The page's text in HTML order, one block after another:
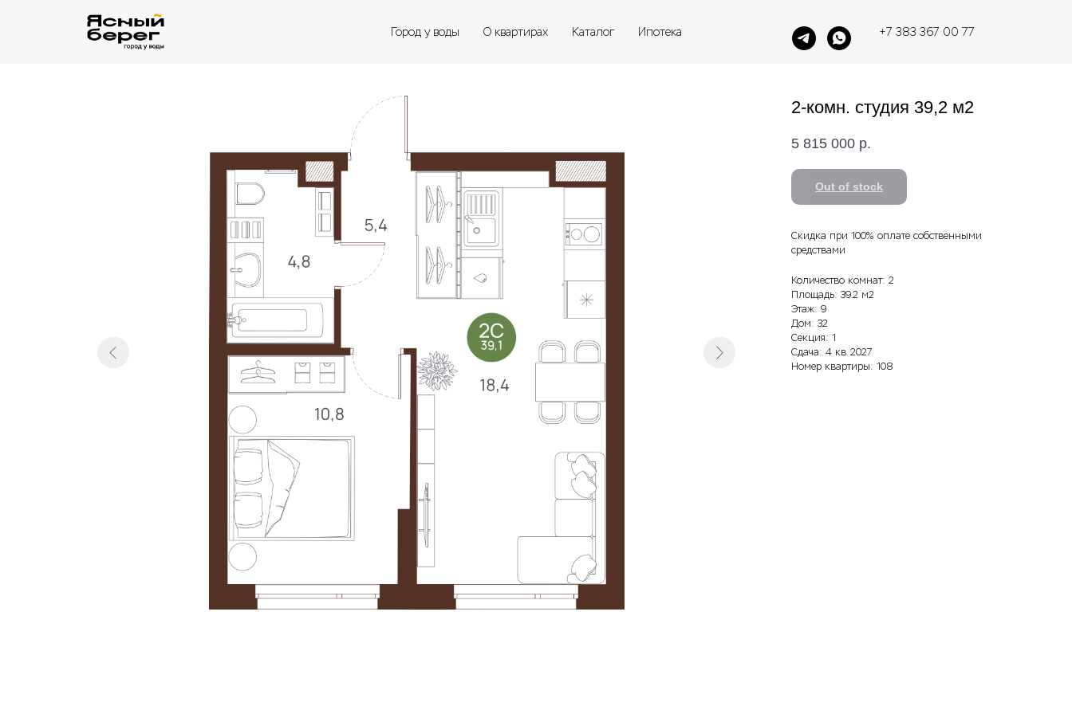
Город у воды О квартирах Каталог Ипотека +7 383 367 00 77
2-комн. студия 39,2 м2
5 815 000 р.
Out of stock
Скидка при 100% оплате собственными
средствами
Количество комнат: 2
Площадь: 39.2 м2
Этаж: 9
Дом: 32
Секция: 1
Сдача: 4 кв. 2027
Номер квартиры: 108